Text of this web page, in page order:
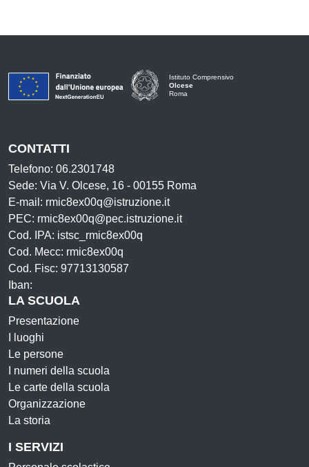
Istituto Comprensivo
Olcese
Roma
CONTATTI
Telefono: 06.2301748
Sede: Via V. Olcese, 16 - 00155 Roma
E-mail: rmic8ex00q@istruzione.it
PEC: rmic8ex00q@pec.istruzione.it
Cod. IPA: istsc_rmic8ex00q
Cod. Mecc: rmic8ex00q
Cod. Fisc: 97713130587
Iban:
LA SCUOLA
Presentazione
I luoghi
Le persone
I numeri della scuola
Le carte della scuola
Organizzazione
La storia
I SERVIZI